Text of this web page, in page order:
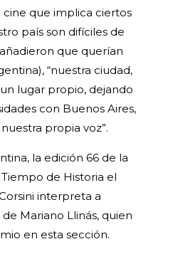
que implica ciertos
país son difíciles de
que querían
“nuestra ciudad,
lugar propio, dejando
con Buenos Aires,
propia voz”.
la edición 66 de la
de Historia el
interpreta a
Mariano Llinás, quien
en esta sección.